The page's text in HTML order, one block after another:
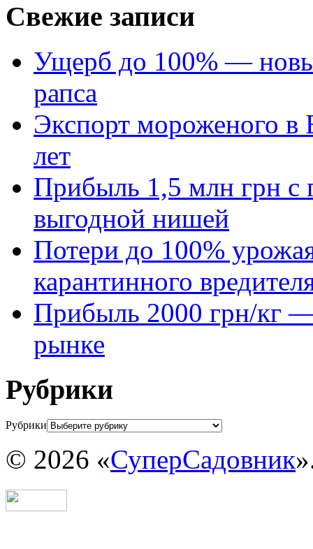
Свежие записи
Ущерб до 100% —
рапса
Экспорт мороженого в
лет
Прибыль 1,5 млн грн с
выгодной нишей
Потери до 100%
карантинного
Прибыль 2000 грн/кг —
рынке
Рубрики
Рубрики
© 2026 «СуперСадовник